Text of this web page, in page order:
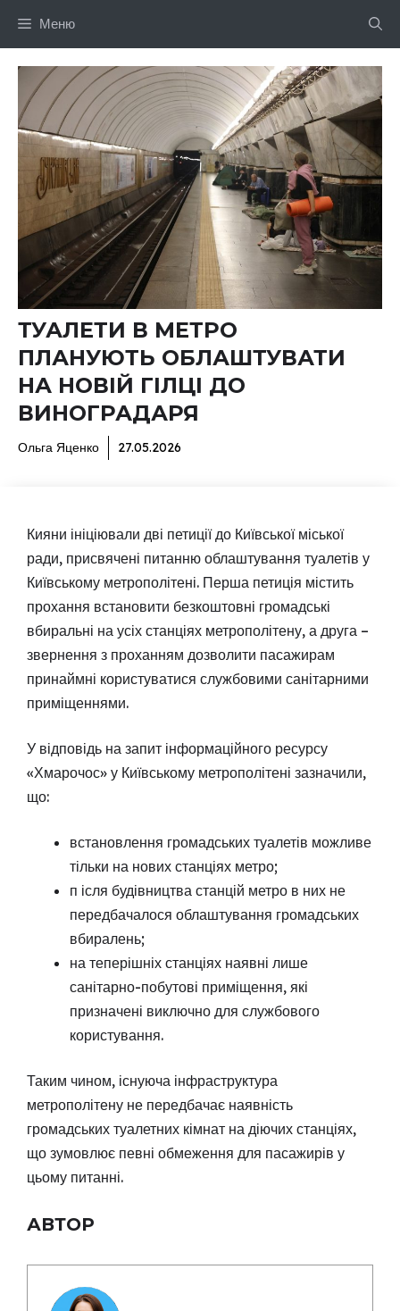
Меню
ТУАЛЕТИ В МЕТРО
ПЛАНУЮТЬ ОБЛАШТУВАТИ
НА НОВІЙ ГІЛЦІ ДО
ВИНОГРАДАРЯ
Ольга Яценко 27.05.2026
Кияни ініціювали дві петиції до Київської міської
ради, присвячені питанню облаштування туалетів у
Київському метрополітені. Перша петиція містить
прохання встановити безкоштовні громадські
вбиральні на усіх станціях метрополітену, а друга –
звернення з проханням дозволити пасажирам
принаймні користуватися службовими санітарними
приміщеннями.
У відповідь на запит інформаційного ресурсу
«Хмарочос» у Київському метрополітені зазначили,
що:
встановлення громадських туалетів можливе
тільки на нових станціях метро;
п ісля будівництва станцій метро в них не
передбачалося облаштування громадських
вбиралень;
на теперішніх станціях наявні лише
санітарно-побутові приміщення, які
призначені виключно для службового
користування.
Таким чином, існуюча інфраструктура
метрополітену не передбачає наявність
громадських туалетних кімнат на діючих станціях,
що зумовлює певні обмеження для пасажирів у
цьому питанні.
АВТОР